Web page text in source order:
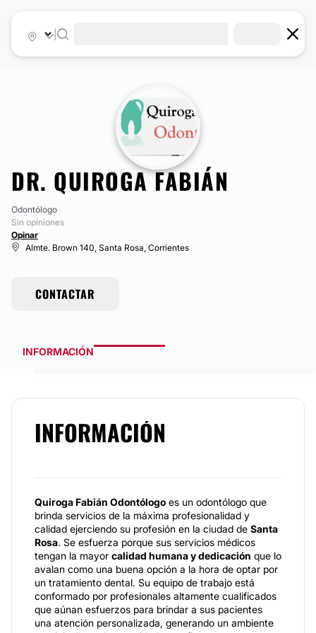
DR. QUIROGA FABIÁN
Odontólogo
Sin opiniones
Opinar
Almte. Brown 140, Santa Rosa, Corrientes
CONTACTAR
INFORMACIÓN
INFORMACIÓN
Quiroga Fabián Odontólogo es un odontólogo que
brinda servicios de la máxima profesionalidad y
calidad ejerciendo su profesión en la ciudad de Santa
Rosa. Se esfuerza porque sus servicios médicos
tengan la mayor calidad humana y dedicación que lo
avalan como una buena opción a la hora de optar por
un tratamiento dental. Su equipo de trabajo está
conformado por profesionales altamente cualificados
que aúnan esfuerzos para brindar a sus pacientes
una atención personalizada, generando un ambiente